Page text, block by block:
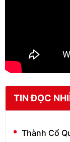
TIN ĐỌC
Thành Cổ